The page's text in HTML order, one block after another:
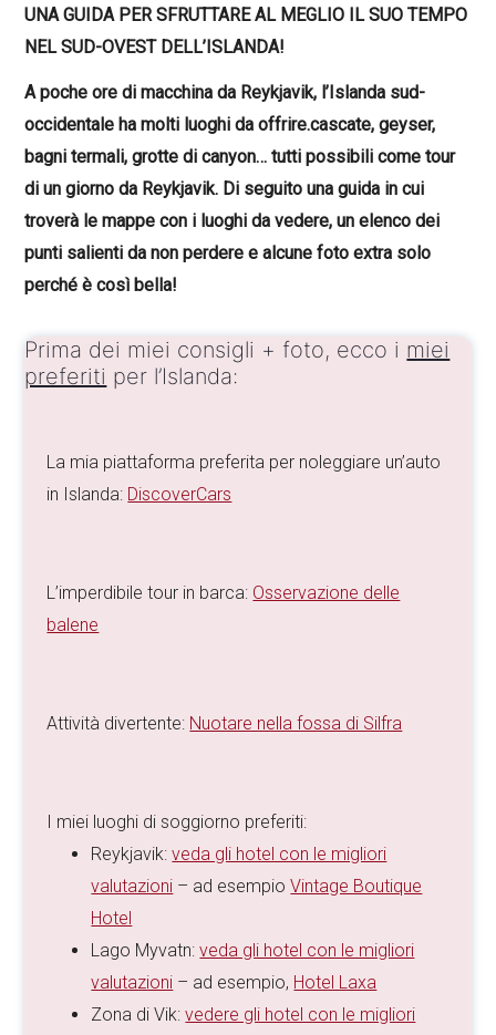
UNA GUIDA PER SFRUTTARE AL MEGLIO IL SUO TEMPO
NEL SUD-OVEST DELL’ISLANDA!
A poche ore di macchina da Reykjavik, l’Islanda sud-
occidentale ha molti luoghi da offrire.cascate, geyser,
bagni termali, grotte di canyon… tutti possibili come tour
di un giorno da Reykjavik. Di seguito una guida in cui
troverà le mappe con i luoghi da vedere, un elenco dei
punti salienti da non perdere e alcune foto extra solo
perché è così bella!
Prima dei miei consigli + foto, ecco i miei
preferiti per l’Islanda:
La mia piattaforma preferita per noleggiare un’auto
in Islanda: DiscoverCars
L’imperdibile tour in barca: Osservazione delle
balene
Attività divertente: Nuotare nella fossa di Silfra
I miei luoghi di soggiorno preferiti:
Reykjavik:veda gli hotel con le migliori
valutazioni – ad esempioVintage Boutique
Hotel
Lago Myvatn:veda gli hotel con le migliori
valutazioni – ad esempio, Hotel Laxa
Zona di Vik:vedere gli hotel con le migliori